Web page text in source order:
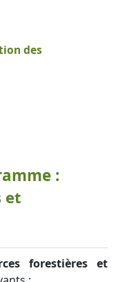
des
:
et
forestières et